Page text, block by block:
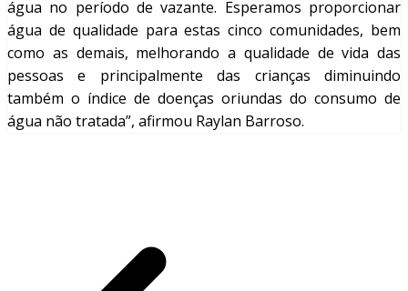
água no período de vazante. Esperamos proporcionar
água de qualidade para estas cinco comunidades, bem
como as demais, melhorando a qualidade de vida das
pessoas e principalmente das crianças diminuindo
também o índice de doenças oriundas do consumo de
água não tratada”, afirmou Raylan Barroso.